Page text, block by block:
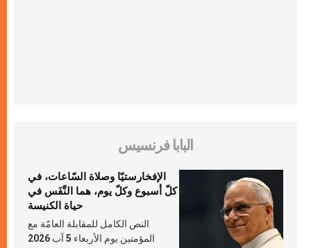
البابا فرنسيس
الإفخارستيّا وصلاة السّاعات، في
كلّ أسبوع وكلّ يوم، هما النَّفَس في
حياة الكنيسة
النص الكامل للمقابلة العامّة مع
المؤمنين يوم الأربعاء 5 آب 2026